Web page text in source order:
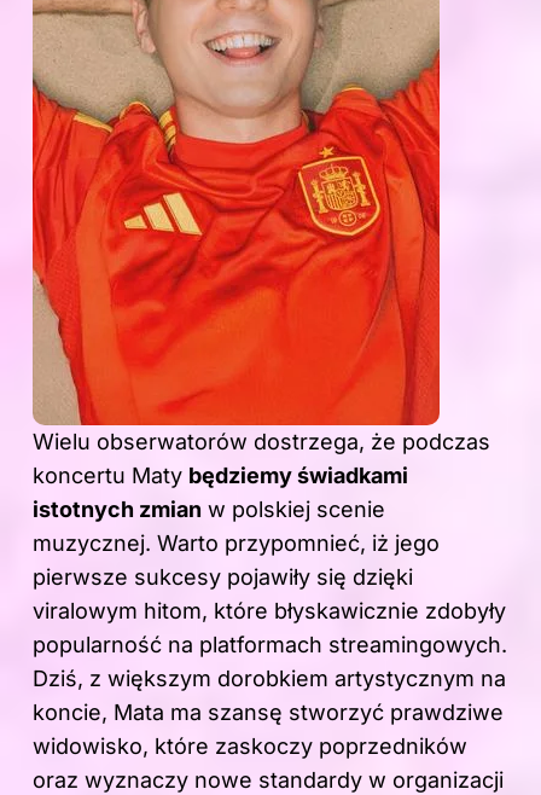
Wielu obserwatorów dostrzega, że podczas
koncertu Maty będziemy świadkami
istotnych zmian w polskiej scenie
muzycznej. Warto przypomnieć, iż jego
pierwsze sukcesy pojawiły się dzięki
viralowym hitom, które błyskawicznie zdobyły
popularność na platformach streamingowych.
Dziś, z większym dorobkiem artystycznym na
koncie, Mata ma szansę stworzyć prawdziwe
widowisko, które zaskoczy poprzedników
oraz wyznaczy nowe standardy w organizacji